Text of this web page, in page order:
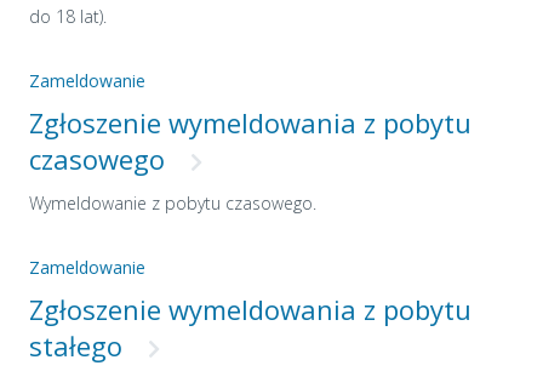
do 18 lat).
Zameldowanie
Zgłoszenie wymeldowania z pobytu
czasowego
Wymeldowanie z pobytu czasowego.
Zameldowanie
Zgłoszenie wymeldowania z pobytu
stałego